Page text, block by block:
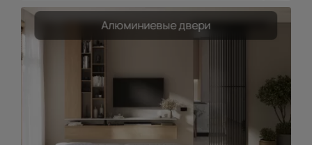
Алюминиевые двери